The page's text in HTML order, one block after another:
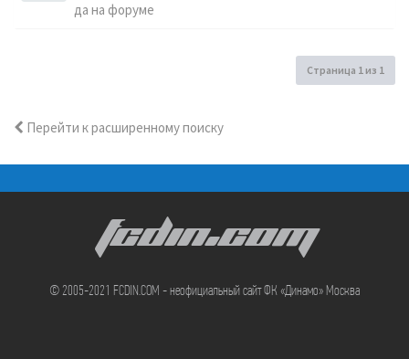
да на форуме
Страница 1из 1
Перейти к расширенному поиску
FCDIN.COM
© 2005-2021 FCDIN.COM - неофициальный сайт ФК «Динамо» Москва